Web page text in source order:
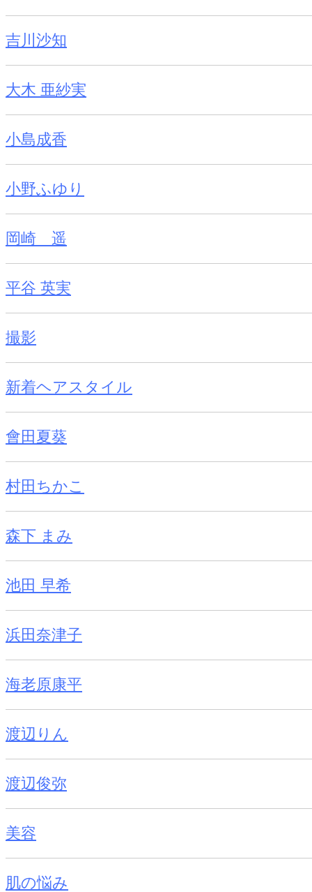
吉川沙知
大木 亜紗実
小島成香
小野ふゆり
岡崎 遥
平谷 英実
撮影
新着ヘアスタイル
會田夏葵
村田ちかこ
森下 まみ
池田 早希
浜田奈津子
海老原康平
渡辺りん
渡辺俊弥
美容
肌の悩み